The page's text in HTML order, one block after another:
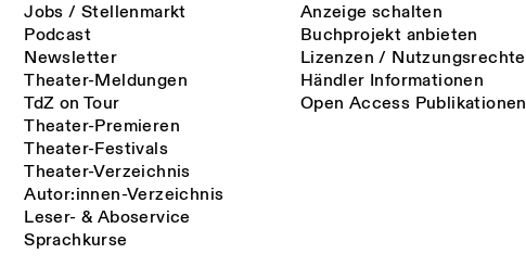
Jobs / Stellenmarkt
Podcast
Newsletter
Theater-Meldungen
TdZ on Tour
Theater-Premieren
Theater-Festivals
Theater-Verzeichnis
Autor:innen-Verzeichnis
Leser- & Aboservice
Sprachkurse
Anzeige schalten
Buchprojekt anbieten
Lizenzen / Nutzungsrechte
Händler Informationen
Open Access Publikationen